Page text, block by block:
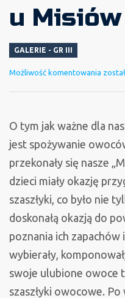
u Misiów
GALERIE - GR III
Możliwość komentowania
Misiów
O tym jak ważne dla
jest spożywanie
przekonały się nasze
dzieci miały okazję
szaszłyki, co było nie
doskonałą okazją do
poznania ich zapachów
wybierały,
swoje ulubione owoce
szaszłyki owocowe.